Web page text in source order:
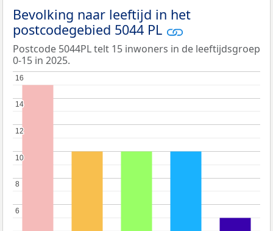
Bevolking naar leeftijd in het
postcodegebied 5044 PL
Postcode 5044PL telt 15 inwoners in de leeftijdsgroep
0-15 in 2025.
6
6
8
8
10
10
12
12
14
14
16
16